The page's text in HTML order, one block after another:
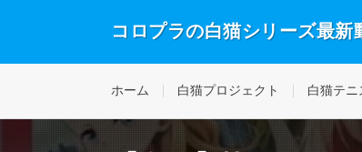
コロプラの白猫シリーズ最新
ホーム 白猫プロジェクト 白猫テニ